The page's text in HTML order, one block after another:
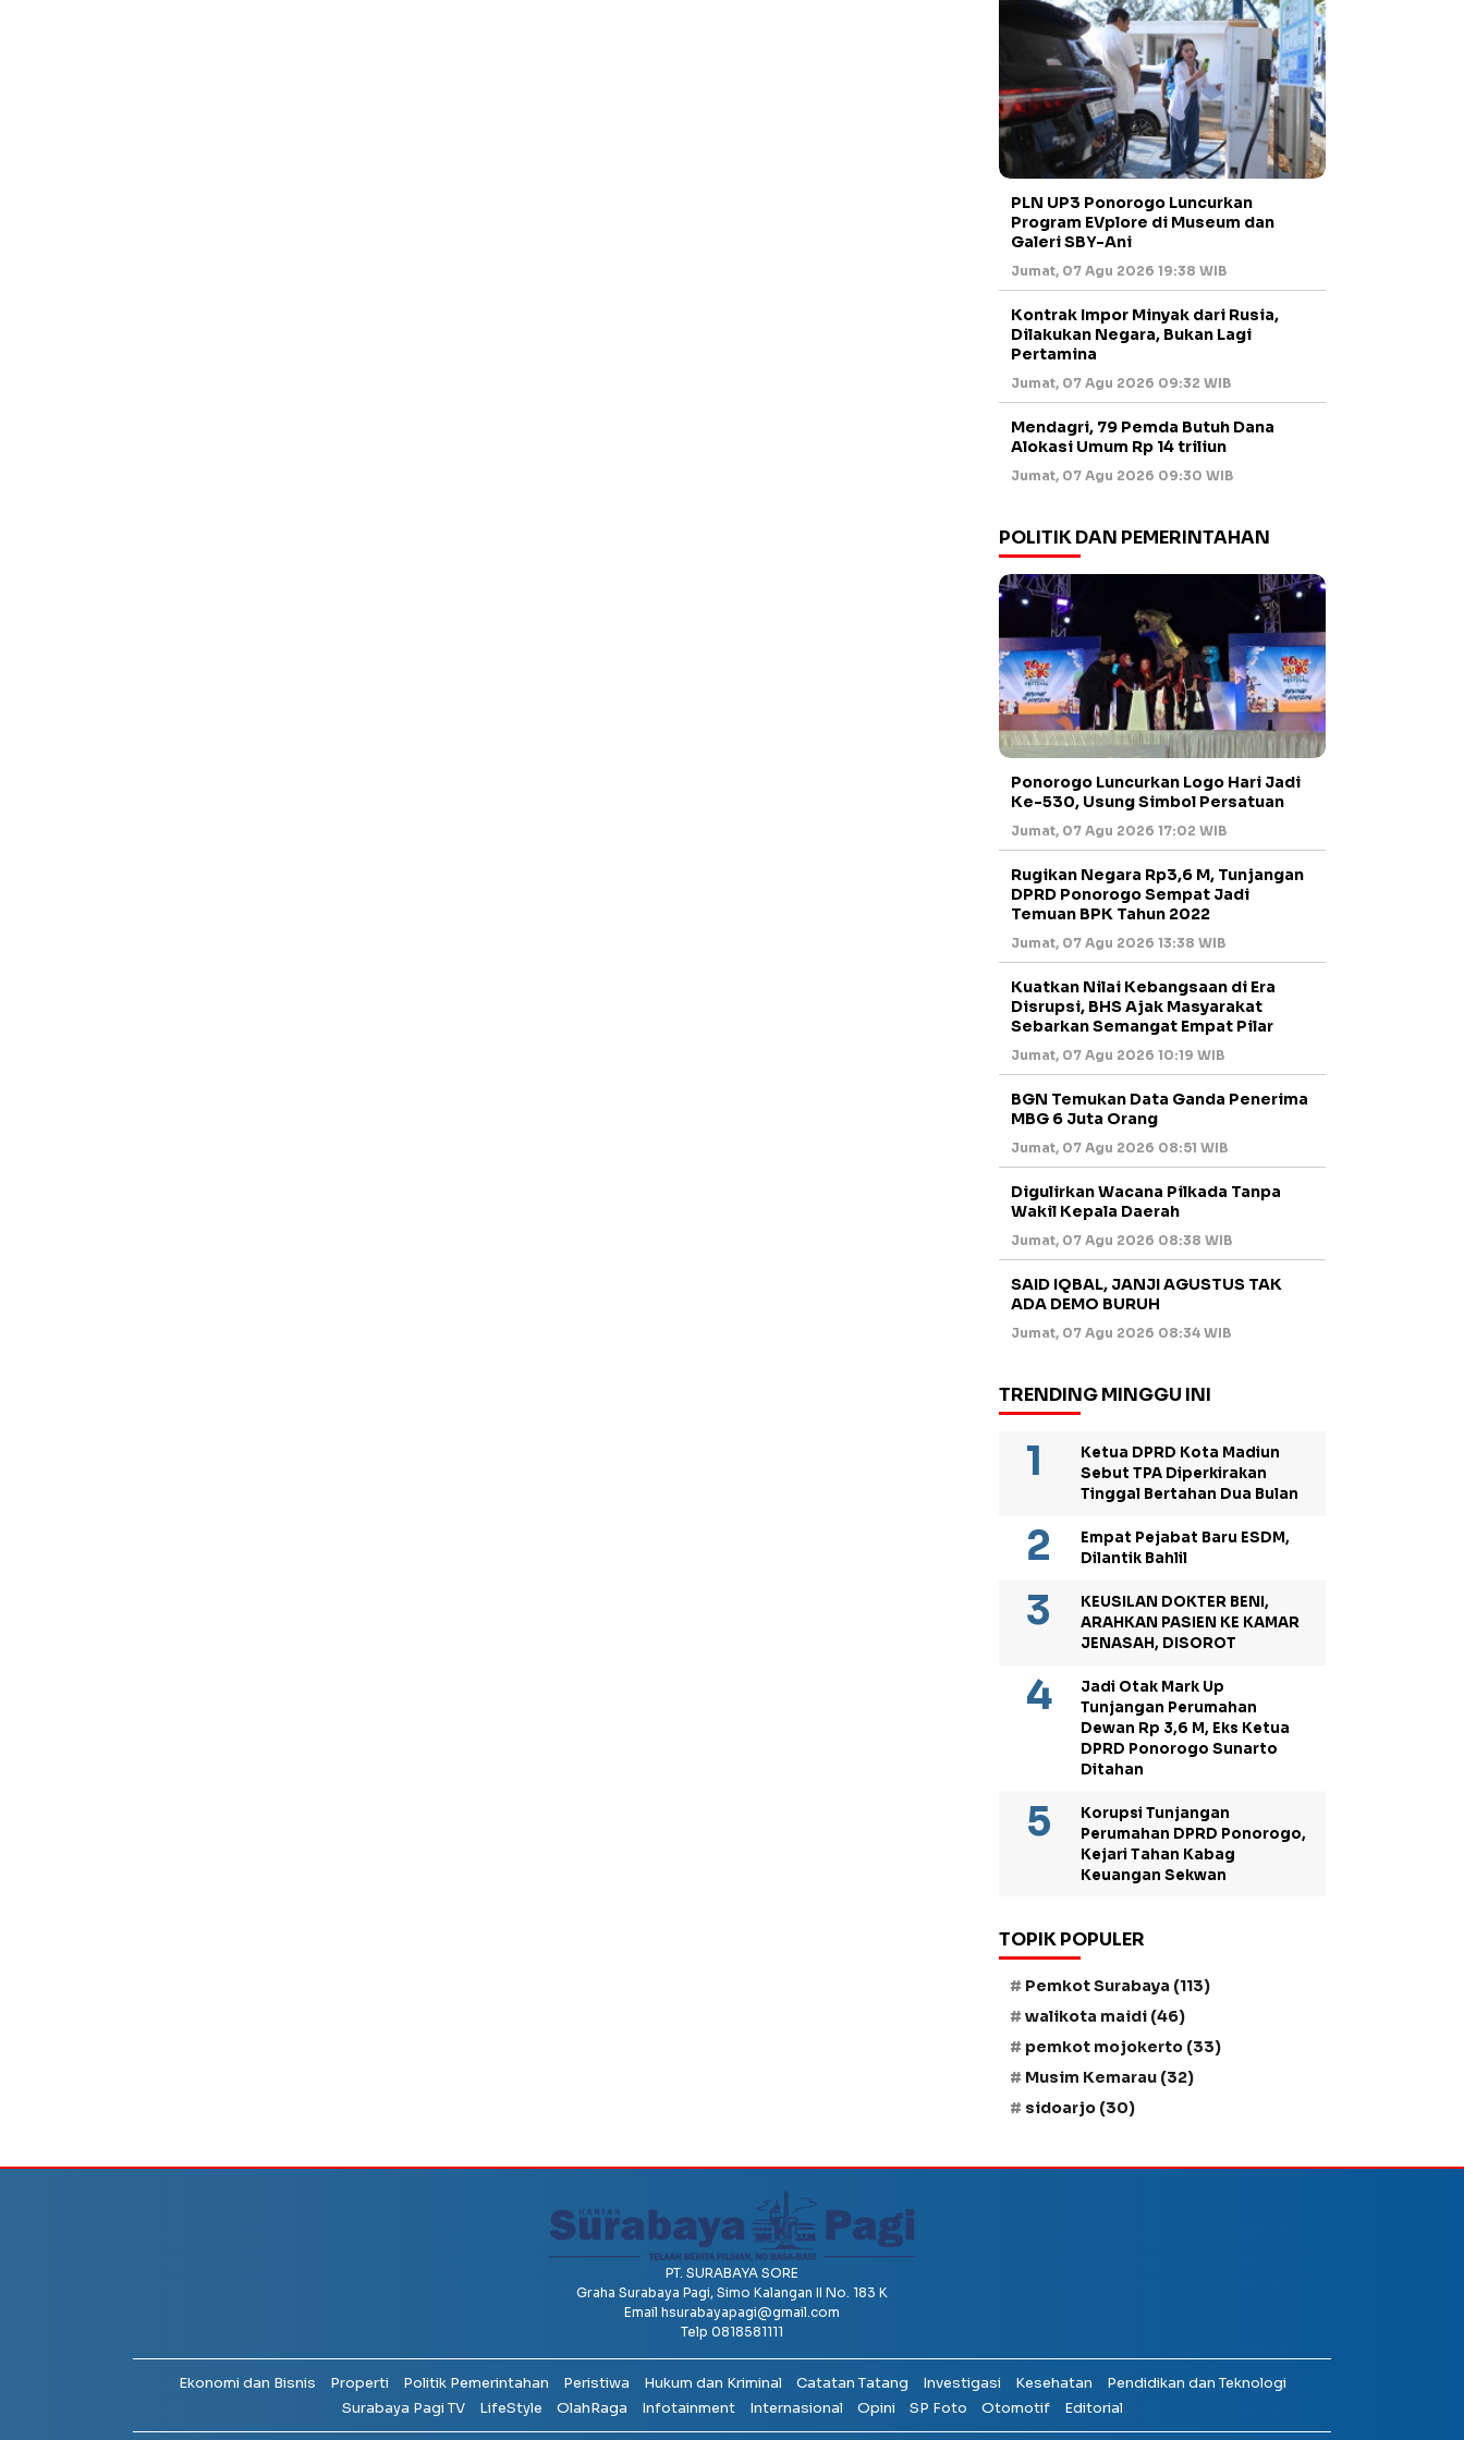
PLN UP3 Ponorogo Luncurkan
Program EVplore di Museum dan
Galeri SBY-Ani
Jumat, 07 Agu 2026 19:38 WIB
Kontrak Impor Minyak dari Rusia,
Dilakukan Negara, Bukan Lagi
Pertamina
Jumat, 07 Agu 2026 09:32 WIB
Mendagri, 79 Pemda Butuh Dana
Alokasi Umum Rp 14 triliun
Jumat, 07 Agu 2026 09:30 WIB
POLITIK DAN PEMERINTAHAN
Ponorogo Luncurkan Logo Hari Jadi
Ke-530, Usung Simbol Persatuan
Jumat, 07 Agu 2026 17:02 WIB
Rugikan Negara Rp3,6 M, Tunjangan
DPRD Ponorogo Sempat Jadi
Temuan BPK Tahun 2022
Jumat, 07 Agu 2026 13:38 WIB
Kuatkan Nilai Kebangsaan di Era
Disrupsi, BHS Ajak Masyarakat
Sebarkan Semangat Empat Pilar
Jumat, 07 Agu 2026 10:19 WIB
BGN Temukan Data Ganda Penerima
MBG 6 Juta Orang
Jumat, 07 Agu 2026 08:51 WIB
Digulirkan Wacana Pilkada Tanpa
Wakil Kepala Daerah
Jumat, 07 Agu 2026 08:38 WIB
SAID IQBAL, JANJI AGUSTUS TAK
ADA DEMO BURUH
Jumat, 07 Agu 2026 08:34 WIB
TRENDING MINGGU INI
Ketua DPRD Kota Madiun
Sebut TPA Diperkirakan
Tinggal Bertahan Dua Bulan
Empat Pejabat Baru ESDM,
Dilantik Bahlil
KEUSILAN DOKTER BENI,
ARAHKAN PASIEN KE KAMAR
JENASAH, DISOROT
Jadi Otak Mark Up
Tunjangan Perumahan
Dewan Rp 3,6 M, Eks Ketua
DPRD Ponorogo Sunarto
Ditahan
Korupsi Tunjangan
Perumahan DPRD Ponorogo,
Kejari Tahan Kabag
Keuangan Sekwan
TOPIK POPULER
Pemkot Surabaya (113)
walikota maidi (46)
pemkot mojokerto (33)
Musim Kemarau (32)
sidoarjo (30)
PT. SURABAYA SORE
Graha Surabaya Pagi, Simo Kalangan II No. 183 K
Email hsurabayapagi@gmail.com
Telp 0818581111
Ekonomi dan Bisnis Properti Politik Pemerintahan Peristiwa Hukum dan Kriminal Catatan Tatang Investigasi Kesehatan
Pendidikan dan Teknologi
Surabaya Pagi TV
LifeStyle OlahRaga Infotainment Internasional Opini SP Foto Otomotif Editorial